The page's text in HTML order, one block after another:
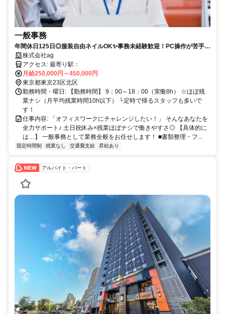
一般事務
年間休日125日◎服装自由ネイルOK✨事務未経験歓迎！PC操作が苦手で
も大丈夫♪
株式会社ag
アクセス: 最寄り駅：
月給250,000円～450,000円
東京都東京23区北区
勤務時間・曜日: 【勤務時間】 9：00～18：00（実働8h） ☆ほぼ残
業ナシ（月平均残業時間10h以下） └定時で帰るスタッフも多いで
す！
仕事内容: 「オフィスワークにチャレンジしたい！」 そんなあなたを
全力サポート♪ 土日祝休み×残業ほぼナシで働きやすさ◎ 【具体的に
は…】 一般事務として業務全般をお任せします！ ■書類整理・フ...
固定時間制 残業なし 交通費支給 昇給あり
アルバイト・パート